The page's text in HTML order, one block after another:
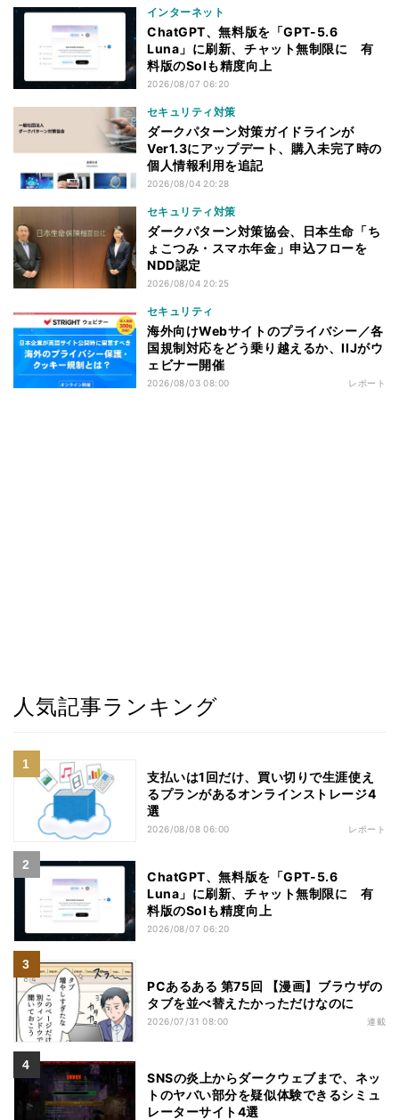
インターネット
ChatGPT、無料版を「GPT-5.6
Luna」に刷新、チャット無制限に 有
料版のSolも精度向上
2026/08/07 06:20
セキュリティ対策
ダークパターン対策ガイドラインが
Ver1.3にアップデート、購入未完了時の
個人情報利用を追記
2026/08/04 20:28
セキュリティ対策
ダークパターン対策協会、日本生命「ち
ょこつみ・スマホ年金」申込フローを
NDD認定
2026/08/04 20:25
セキュリティ
海外向けWebサイトのプライバシー／各
国規制対応をどう乗り越えるか、IIJがウ
ェビナー開催
2026/08/03 08:00 レポート
人気記事ランキング
支払いは1回だけ、買い切りで生涯使え
るプランがあるオンラインストレージ4
選
2026/08/08 06:00 レポート
ChatGPT、無料版を「GPT-5.6
Luna」に刷新、チャット無制限に 有
料版のSolも精度向上
2026/08/07 06:20
PCあるある 第75回 【漫画】ブラウザの
タブを並べ替えたかっただけなのに
2026/07/31 08:00 連載
SNSの炎上からダークウェブまで、ネッ
トのヤバい部分を疑似体験できるシミュ
レーターサイト4選